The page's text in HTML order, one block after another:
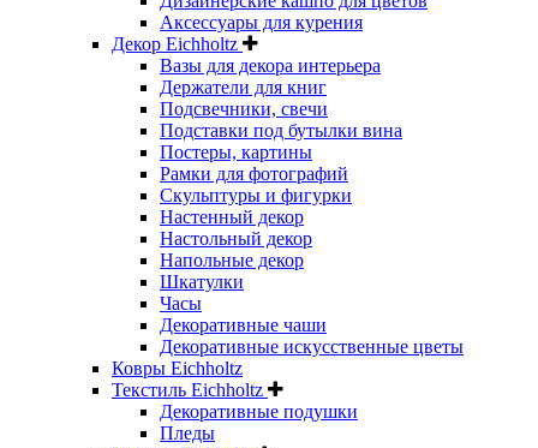
Аксессуары для курения
Декор Eichholtz
Вазы для декора интерьера
Держатели для книг
Подсвечники, свечи
Подставки под бутылки вина
Постеры, картины
Рамки для фотографий
Скульптуры и фигурки
Настенный декор
Настольный декор
Напольные декор
Шкатулки
Часы
Декоративные чаши
Декоративные искусственные цветы
Ковры Eichholtz
Текстиль Eichholtz
Декоративные подушки
Пледы